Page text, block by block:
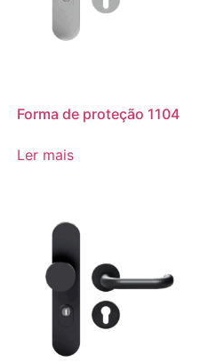
Forma de proteção 1104
Ler mais